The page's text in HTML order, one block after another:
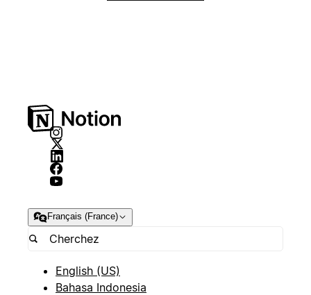
Français (France)
English (US)
Bahasa Indonesia